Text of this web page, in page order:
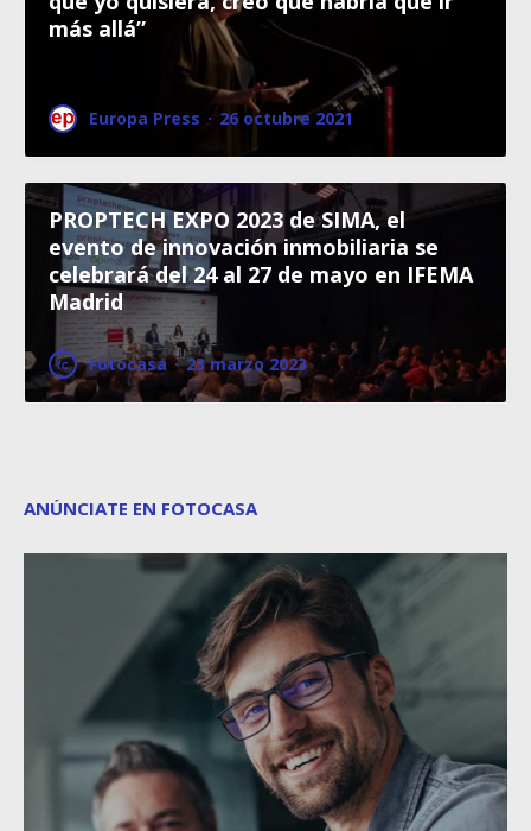
más allá”
Europa Press · 26 octubre 2021
PROPTECH EXPO 2023 de SIMA, el
evento de innovación inmobiliaria se
celebrará del 24 al 27 de mayo en IFEMA
Madrid
Fotocasa · 23 marzo 2023
ANÚNCIATE EN FOTOCASA